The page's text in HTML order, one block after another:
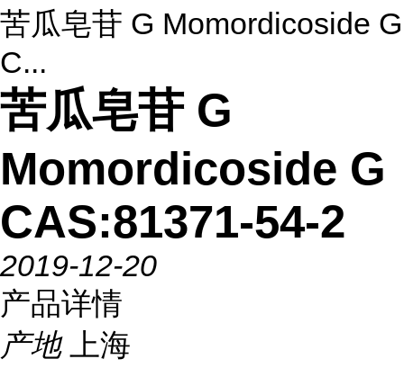
苦瓜皂苷 G Momordicoside G
C...
苦瓜皂苷 G
Momordicoside G
CAS:81371-54-2
2019-12-20
产品详情
产地
上海